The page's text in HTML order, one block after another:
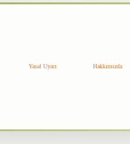
Yasal Uyarı Hakkımızda